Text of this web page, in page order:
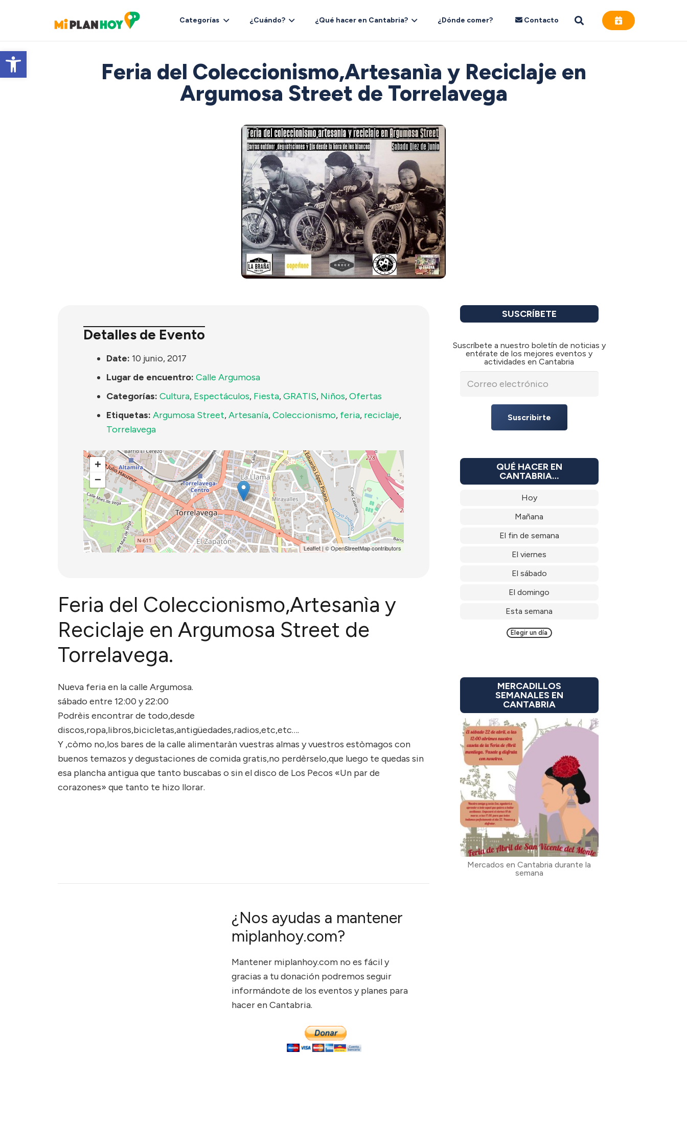
Abrir barra de herramientas
Categorías ¿Cuándo? ¿Qué hacer en Cantabria? ¿Dónde comer? Contacto
Feria del Coleccionismo,Artesanìa y Reciclaje en
Argumosa Street de Torrelavega
Detalles de Evento
Date: 10 junio, 2017
Lugar de encuentro: Calle Argumosa
Categorías: Cultura, Espectáculos, Fiesta,GRATIS, Niños,Ofertas
Etiquetas: Argumosa Street,Artesanía,Coleccionismo, feria, reciclaje,
Torrelavega
+
−
Leaflet| ©OpenStreetMapcontributors
Feria del Coleccionismo,Artesanìa y
Reciclaje en Argumosa Street de
Torrelavega.
Nueva feria en la calle Argumosa.
sábado entre 12:00 y 22:00
Podrèis encontrar de todo,desde
discos,ropa,libros,bicicletas,antigüedades,radios,etc,etc….
Y ,còmo no,los bares de la calle alimentaràn vuestras almas y vuestros estòmagos con
buenos temazos y degustaciones de comida gratis,no perdèrselo,que luego te quedas sin
esa plancha antigua que tanto buscabas o sin el disco de Los Pecos «Un par de
corazones» que tanto te hizo llorar.
¿Nos ayudas a mantener
miplanhoy.com?
Mantener miplanhoy.com no es fácil y
gracias a tu donación podremos seguir
informándote de los eventos y planes para
hacer en Cantabria.
SUSCRÍBETE
Suscríbete a nuestro boletín de noticias y
entérate de los mejores eventos y
actividades en Cantabria
Suscribirte
QUÉ HACER EN
CANTABRIA…
Hoy
Mañana
El fin de semana
El viernes
El sábado
El domingo
Esta semana
Elegir un día
MERCADILLOS
SEMANALES EN
CANTABRIA
Mercados en Cantabria durante la
semana